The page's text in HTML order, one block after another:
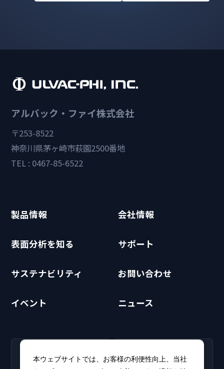
アルバック・ファイ株式会社
〒253-8522
神奈川県茅ヶ崎市萩園2500番地
TEL : 0467-85-6522
製品情報 会社情報
表面分析を知る サポート
サステナビリティ お問い合わせ
イベント ニュース
採用情報 CLUB PHI（会員専
本ウェブサイトでは、お客様の利便性向上、当社